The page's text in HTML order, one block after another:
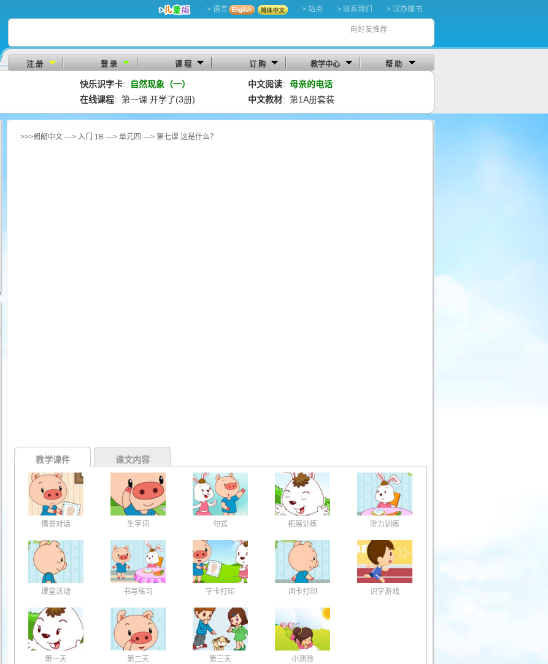
> 语言 > 站点 > 联系我们 > 汉办赠书
向好友推荐
注 册 登 录 课 程 订 购 教学中心 帮 助
快乐识字卡： 自然现象（一） 中文阅读： 母亲的电话
在线课程： 第一课 开学了(3册) 中文教材： 第1A册套装
>>>朗朗中文 —> 入门 1B —> 单元四 —> 第七课 这是什么？
教学课件 课文内容
情景对话 生字词 句式 拓展训练 听力训练
课堂活动 书写练习 字卡打印 词卡打印 识字游戏
第一天 第二天 第三天 小测验